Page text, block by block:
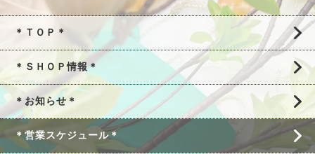
＊ＴＯＰ＊
＊ＳＨＯＰ情報＊
＊お知らせ＊
＊営業スケジュール＊